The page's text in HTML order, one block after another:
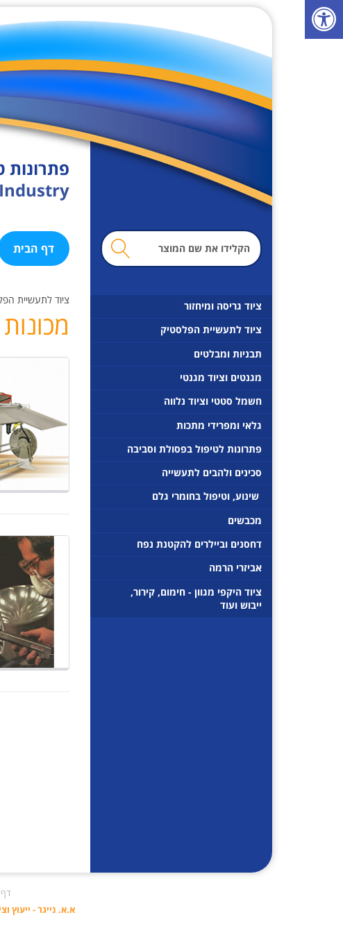
פתרונות
מ
ו
ה
ח
פ
ו
ציוד גריסה ומיחזור
ציוד לתעשיית הפלסטיק
תבניות ומבלטים
מגנטים וציוד מגנטי
חשמל סטטי וציוד נלווה
גלאי ומפרידי מתכות
פתרונות לטיפול בפסולת וסביבה
סכינים ולהבים לתעשייה
מכבשים
דחסנים וביילרים להקטנת נפח
אביזרי הרמה
ציוד היקפי מגוון - חימום, קירור,
ייבוש ועוד
דף הבית
ציוד לתעשיית
א.א. נייגר - ייעוץ וציוד לתעשיה
פ
ת